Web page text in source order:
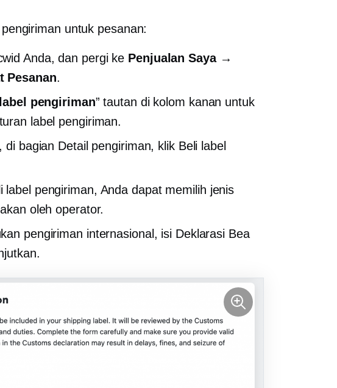
untuk pesanan:
Anda, dan pergi ke Penjualan Saya →
Pesanan.
pengiriman” tautan di kolom kanan untuk
label pengiriman.
di bagian Detail pengiriman, klik Beli label
label pengiriman, Anda dapat memilih jenis
oleh operator.
pengiriman internasional, isi Deklarasi Bea